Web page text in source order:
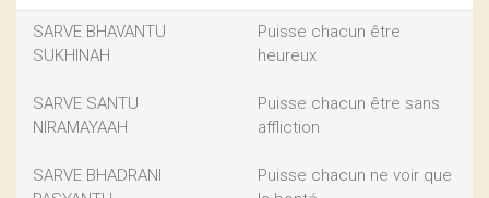
SARVE BHAVANTU
SUKHINAH
SARVE SANTU
NIRAMAYAAH
SARVE BHADRANI
Puisse chacun être
heureux
Puisse chacun être sans
affliction
Puisse chacun ne voir que